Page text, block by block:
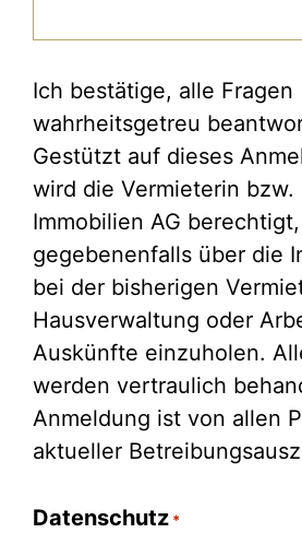
Ich bestätige, alle Fragen
wahrheitsgetreu
Gestützt auf dieses
wird die Vermieterin bzw.
Immobilien AG berechtigt,
gegebenenfalls über die
bei der bisherigen
Hausverwaltung oder
Auskünfte einzuholen.
werden vertraulich
Anmeldung ist von allen
aktueller
Datenschutz *